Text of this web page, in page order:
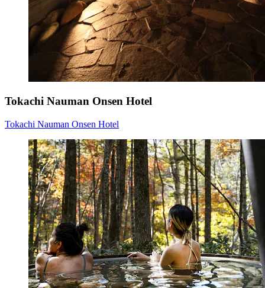
Tokachi Nauman Onsen Hotel
Tokachi Nauman Onsen Hotel